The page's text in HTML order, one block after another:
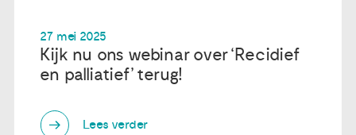
27 mei 2025
Kijk nu ons webinar over ‘Recidief
en palliatief’ terug!
Lees verder